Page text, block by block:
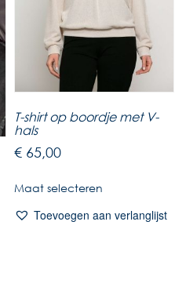
T-shirt op boordje met V-
hals
€ 65,00
Maat selecteren
Toevoegen aan verlanglijst